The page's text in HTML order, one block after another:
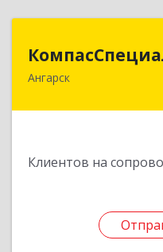
Ангарск
Клиентов на
665826, Иркутская